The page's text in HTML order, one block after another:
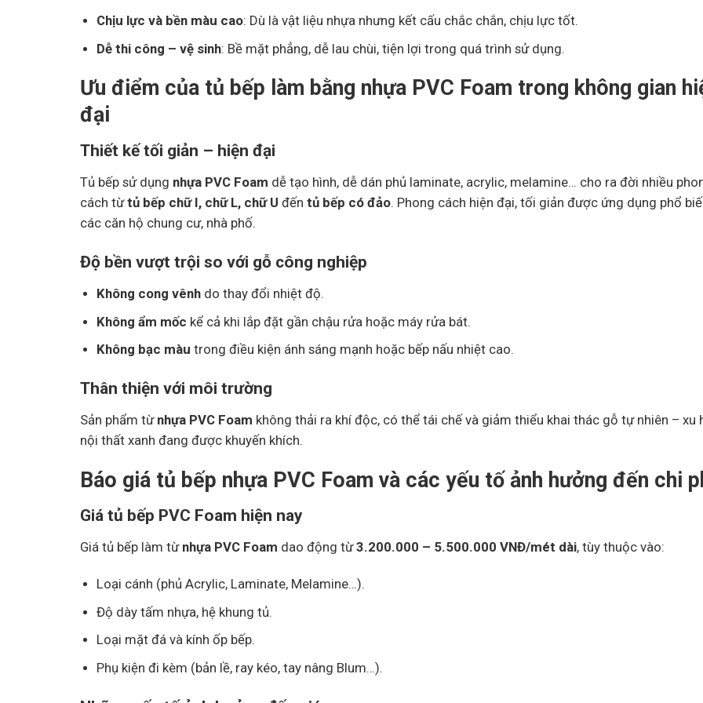
Chịu lực và bền màu cao: Dù là vật liệu nhựa nhưng kết cấu chắc chắn, chịu lực tốt.
Dễ thi công – vệ sinh: Bề mặt phẳng, dễ lau chùi, tiện lợi trong quá trình sử dụng.
Ưu điểm của tủ bếp làm bằng nhựa PVC Foam trong không gian
đại
Thiết kế tối giản – hiện đại
Tủ bếp sử dụng nhựa PVC Foam dễ tạo hình, dễ dán phủ laminate, acrylic, melamine… cho ra đời nhiều
cách từtủ bếp chữ I, chữ L, chữ U đến tủ bếp có đảo. Phong cách hiện đại, tối giản được ứng dụng phổ
các căn hộ chung cư, nhà phố.
Độ bền vượt trội so với gỗ công nghiệp
Không cong vênhdo thay đổi nhiệt độ.
Không ẩm mốc kể cả khi lắp đặt gần chậu rửa hoặc máy rửa bát.
Không bạc màu trong điều kiện ánh sáng mạnh hoặc bếp nấu nhiệt cao.
Thân thiện với môi trường
Sản phẩm từ nhựa PVC Foam không thải ra khí độc, có thể tái chế và giảm thiểu khai thác gỗ tự nhiên – xu
nội thất xanh đang được khuyến khích.
Báo giá tủ bếp nhựa PVC Foam và các yếu tố ảnh hưởng đến chi
Giá tủ bếp PVC Foam hiện nay
Giá tủ bếp làm từ nhựa PVC Foam dao động từ3.200.000 – 5.500.000 VNĐ/mét dài, tùy thuộc vào:
Loại cánh (phủ Acrylic, Laminate, Melamine…).
Độ dày tấm nhựa, hệ khung tủ.
Loại mặt đá và kính ốp bếp.
Phụ kiện đi kèm (bản lề, ray kéo, tay nâng Blum…).